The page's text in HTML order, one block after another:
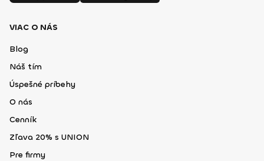
VIAC O NÁS
Blog
Náš tím
Úspešné príbehy
O nás
Cenník
Zľava 20% s UNION
Pre firmy